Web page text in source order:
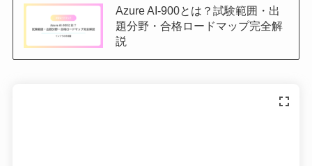
Azure AI-900とは？試験範囲・出
題分野・合格ロードマップ完全解
説